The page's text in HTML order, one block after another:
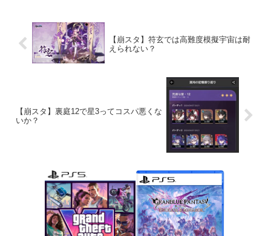
【崩スタ】符玄では高難度模擬宇宙は耐
えられない？
【崩スタ】裏庭12で星3ってコスパ悪くな
いか？